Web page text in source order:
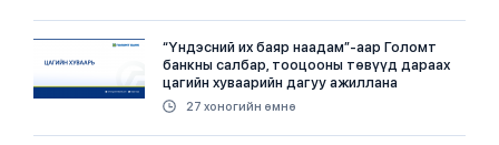
“Үндэсний их баяр наадам”-аар Голомт
банкны салбар, тооцооны төвүүд дараах
цагийн хуваарийн дагуу ажиллана
27 хоногийн өмнө